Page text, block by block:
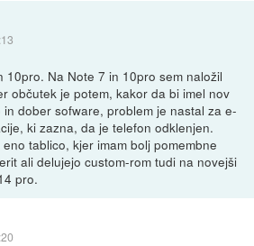
10pro. Na Note 7 in 10pro sem naložil
občutek je potem, kakor da bi imel nov
dober sofware, problem je nastal za e-
ki zazna, da je telefon odklenjen.
tablico, kjer imam bolj pomembne
ali delujejo custom-rom tudi na novejši
pro.